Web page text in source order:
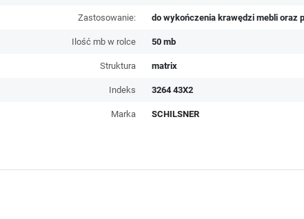
Zastosowanie: do wykończenia krawędzi mebli oraz
Ilość mb w rolce 50 mb
Struktura matrix
Indeks 3264 43X2
Marka SCHILSNER